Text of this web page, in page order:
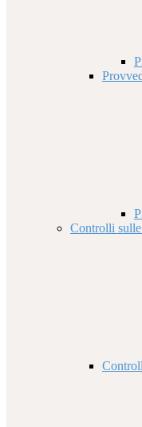
Controlli